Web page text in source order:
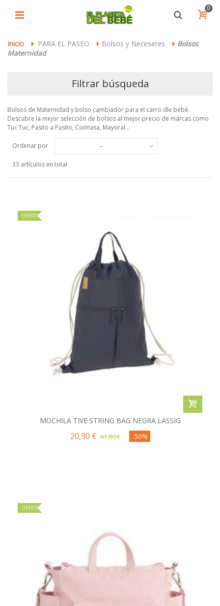
0
Inicio > PARA EL PASEO > Bolsos y Neceseres > Bolsos
Maternidad
Filtrar búsqueda
Bolsos de Maternidad y bolso cambiador para el carro dle bebé.
Descubre la mejor selección de bolsos al mejor precio de marcas como
Tuc Tuc, Pasito a Pasito, Coimasa, Mayoral...
Ordenar por --
33 artículos en total
OFERTA
MOCHILA TIVE STRING BAG NEGRA LASSIG
20,90 € 41,80 € -50%
OFERTA